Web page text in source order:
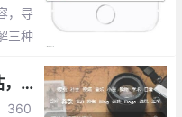
，导
三种
推荐一个简洁实用的导航网站，你值得拥有!
360